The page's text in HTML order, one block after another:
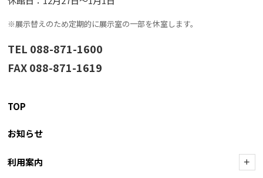
※展示替えのため定期的に展示室の一部を休室します。
TEL 088-871-1600
FAX 088-871-1619
TOP
お知らせ
利用案内 +